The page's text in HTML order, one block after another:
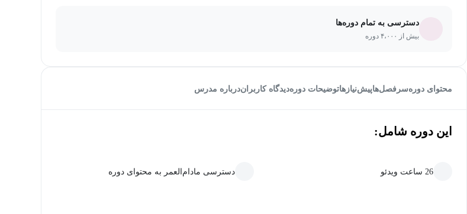
دسترسی به تمام دوره‌ها
بیش از ۴،۰۰۰ دوره
محتوای دورهسرفصل‌هاپیش‌نیاز‌هاتوضیحات دورهدیدگاه کاربراندرباره مدرس
این دوره شامل:
26 ساعت ویدئو دسترسی مادام‌العمر به محتوای دوره